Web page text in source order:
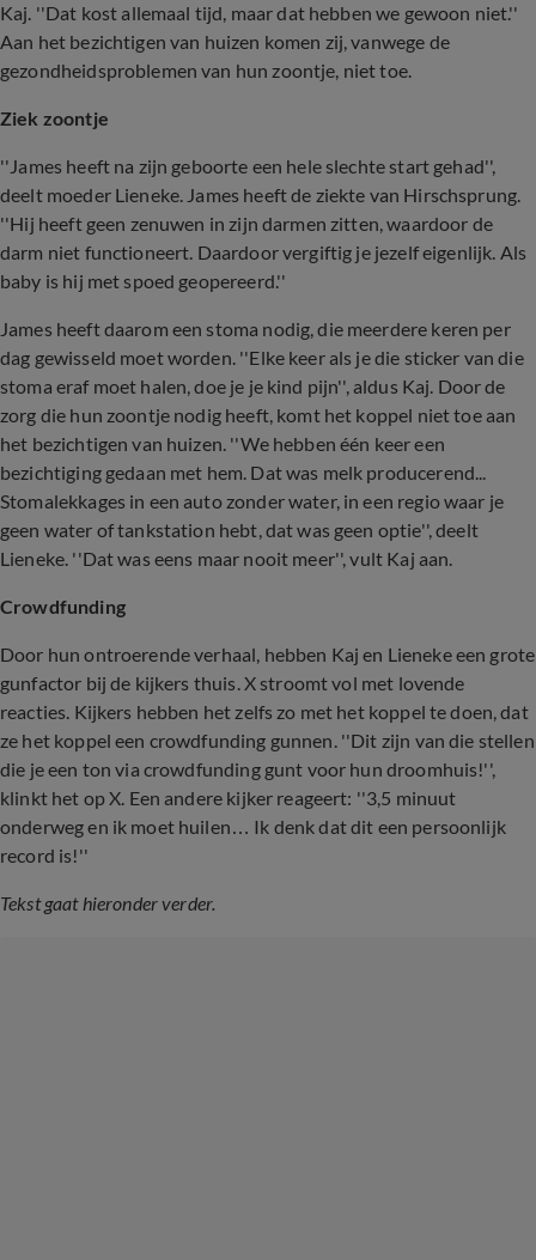
Kaj. ''Dat kost allemaal tijd, maar dat hebben we gewoon niet.''
Aan het bezichtigen van huizen komen zij, vanwege de
gezondheidsproblemen van hun zoontje, niet toe.
Ziek zoontje
''James heeft na zijn geboorte een hele slechte start gehad'',
deelt moeder Lieneke. James heeft de ziekte van Hirschsprung.
''Hij heeft geen zenuwen in zijn darmen zitten, waardoor de
darm niet functioneert. Daardoor vergiftig je jezelf eigenlijk. Als
baby is hij met spoed geopereerd.''
James heeft daarom een stoma nodig, die meerdere keren per
dag gewisseld moet worden. ''Elke keer als je die sticker van die
stoma eraf moet halen, doe je je kind pijn'', aldus Kaj. Door de
zorg die hun zoontje nodig heeft, komt het koppel niet toe aan
het bezichtigen van huizen. ''We hebben één keer een
bezichtiging gedaan met hem. Dat was melk producerend...
Stomalekkages in een auto zonder water, in een regio waar je
geen water of tankstation hebt, dat was geen optie'', deelt
Lieneke. ''Dat was eens maar nooit meer'', vult Kaj aan.
Crowdfunding
Door hun ontroerende verhaal, hebben Kaj en Lieneke een grote
gunfactor bij de kijkers thuis. X stroomt vol met lovende
reacties. Kijkers hebben het zelfs zo met het koppel te doen, dat
ze het koppel een crowdfunding gunnen. ''Dit zijn van die stellen
die je een ton via crowdfunding gunt voor hun droomhuis!'',
klinkt het op X. Een andere kijker reageert: ''3,5 minuut
onderweg en ik moet huilen… Ik denk dat dit een persoonlijk
record is!''
Tekst gaat hieronder verder.